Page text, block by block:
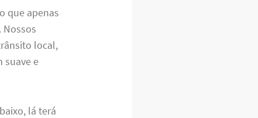
que apenas
local,
suave e
lá terá